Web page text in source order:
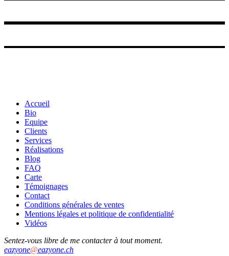
Accueil
Bio
Equipe
Clients
Services
Réalisations
Blog
FAQ
Carte
Témoignages
Contact
Conditions générales de ventes
Mentions légales et politique de confidentialité
Vidéos
Sentez-vous libre de me contacter à tout moment.
eazyone@eazyone.ch